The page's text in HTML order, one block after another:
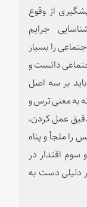
از وقوع
جرایم
را بسیار
دانست و
بر سه اصل
به معنی ترس و
عمل کردن،
را ملجأ و پناه
سوم اقتدار در
دلیلی دست به